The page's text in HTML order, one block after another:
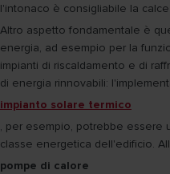
l'intonaco è consigliabile la
Altro aspetto fondamentale è
energia, ad esempio per la
impianti di riscaldamento e di
di energia rinnovabili:
impianto solare termico
, per esempio, potrebbe essere
classe energetica dell'edificio.
pompe di calore